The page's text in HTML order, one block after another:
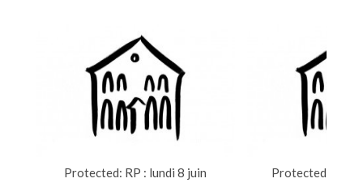
Protected: RP : lundi 8 juin Protected: RP :